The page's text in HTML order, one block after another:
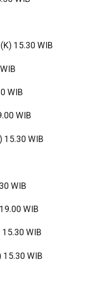
15.30 WIB
WIB
WIB
15.30 WIB
WIB
WIB
WIB
15.30 WIB